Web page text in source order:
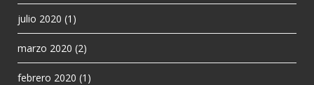
julio 2020 (1)
marzo 2020 (2)
febrero 2020 (1)